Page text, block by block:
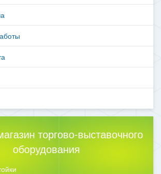
торгово-выставочного
оборудования